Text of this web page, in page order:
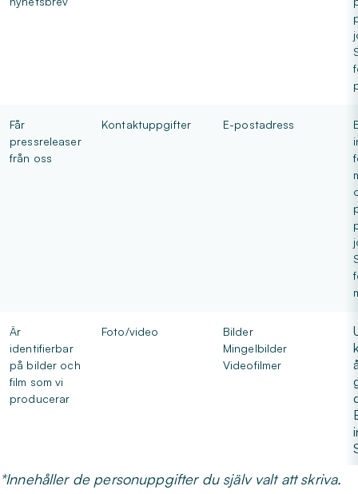
Får
pressreleaser
från oss
Kontaktuppgifter E-postadress
Är
identifierbar
på bilder och
film som vi
producerar
Foto/video
Bilder
Mingelbilder
Videofilmer
*Innehåller de personuppgifter du själv valt att skriva.